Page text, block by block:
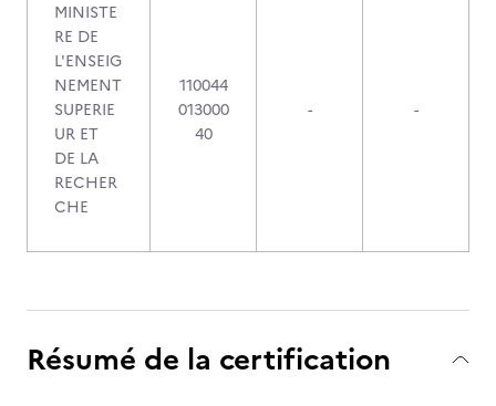
MINISTE
RE DE
L'ENSEIG
NEMENT
SUPERIE
UR ET
DE LA
RECHER
CHE
110044
013000
40
- -
Résumé de la certification